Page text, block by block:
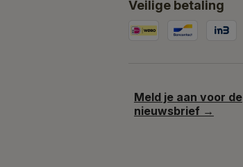
Veilige betaling
Meld je aan voor de
nieuwsbrief →